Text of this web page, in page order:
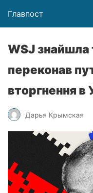
Главпост
WSJ знайшла
переконав
вторгнення в
Дарья Крымская